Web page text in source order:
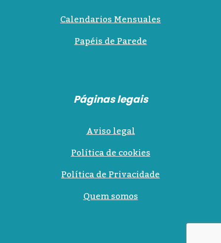
Calendarios Mensuales
Papéis de Parede
Páginas legais
Aviso legal
Política de cookies
Política de Privacidade
Quem somos